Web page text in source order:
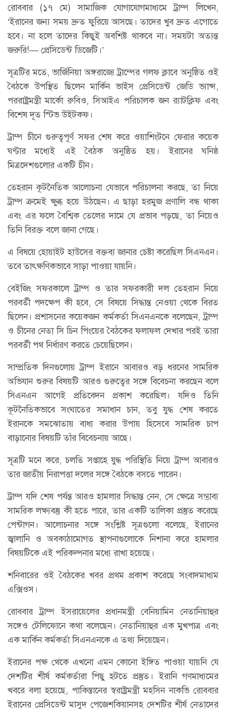
রোববার (১৭ মে) সামাজিক যোগাযোগমাধ্যমে ট্রাম্প লিখেন,
‘ইরানের জন্য সময় দ্রুত ফুরিয়ে আসছে। তাদের খুব দ্রুত এগোতে
হবে। না হলে তাদের কিছুই অবশিষ্ট থাকবে না। সময়টা অত্যন্ত
জরুরি!— প্রেসিডেন্ট ডিজেটি।’
সূত্রটির মতে, ভার্জিনিয়া অঙ্গরাজ্যে ট্রাম্পের গলফ ক্লাবে অনুষ্ঠিত ওই
বৈঠকে উপস্থিত ছিলেন মার্কিন ভাইস প্রেসিডেন্ট জেডি ভ্যান্স,
পররাষ্ট্রমন্ত্রী মার্কো রুবিও, সিআইএ পরিচালক জন র‍্যাটক্লিফ এবং
বিশেষ দূত স্টিভ উইটকফ।
ট্রাম্প চীনে গুরুত্বপূর্ণ সফর শেষ করে ওয়াশিংটনে ফেরার কয়েক
ঘণ্টার মধ্যেই এই বৈঠক অনুষ্ঠিত হয়। ইরানের ঘনিষ্ঠ
মিত্রদেশগুলোর একটি চীন।
তেহরান কূটনৈতিক আলোচনা যেভাবে পরিচালনা করছে, তা নিয়ে
ট্রাম্প ক্রমেই ক্ষুব্ধ হয়ে উঠছেন। এ ছাড়া হরমুজ প্রণালি বন্ধ থাকা
এবং এর ফলে বৈশ্বিক তেলের দামে যে প্রভাব পড়ছে, তা নিয়েও
তিনি বিরক্ত বলে জানা গেছে।
এ বিষয়ে হোয়াইট হাউসের বক্তব্য জানার চেষ্টা করেছিল সিএনএন।
তবে তাৎক্ষণিকভাবে সাড়া পাওয়া যায়নি।
বেইজিং সফরকালে ট্রাম্প ও তার সফরকারী দল তেহরান নিয়ে
পরবর্তী পদক্ষেপ কী হবে, সে বিষয়ে সিদ্ধান্ত নেওয়া থেকে বিরত
ছিলেন। প্রশাসনের কয়েকজন কর্মকর্তা সিএনএনকে বলেছেন, ট্রাম্প
ও চীনের নেতা সি চিন পিংয়ের বৈঠকের ফলাফল দেখার পরই তারা
পরবর্তী পথ নির্ধারণ করতে চেয়েছিলেন।
সাম্প্রতিক দিনগুলোয় ট্রাম্প ইরানে আবারও বড় ধরনের সামরিক
অভিযান শুরুর বিষয়টি আরও গুরুত্বের সঙ্গে বিবেচনা করছেন বলে
সিএনএন আগেই প্রতিবেদন প্রকাশ করেছিল। যদিও তিনি
কূটনৈতিকভাবে সংঘাতের সমাধান চান, তবু যুদ্ধ শেষ করতে
ইরানকে সমঝোতায় বাধ্য করার উপায় হিসেবে সামরিক চাপ
বাড়ানোর বিষয়টি তাঁর বিবেচনায় আছে।
সূত্রটি মনে করে, চলতি সপ্তাহে যুদ্ধ পরিস্থিতি নিয়ে ট্রাম্প আবারও
তার জাতীয় নিরাপত্তা দলের সঙ্গে বৈঠকে বসতে পারেন।
ট্রাম্প যদি শেষ পর্যন্ত আরও হামলার সিদ্ধান্ত নেন, সে ক্ষেত্রে সম্ভাব্য
সামরিক লক্ষ্যবস্তু কী হতে পারে, তার একটি তালিকা প্রস্তুত করেছে
পেন্টাগন। আলোচনার সঙ্গে সংশ্লিষ্ট সূত্রগুলো বলেছে, ইরানের
জ্বালানি ও অবকাঠামোগত স্থাপনাগুলোকে নিশানা করে হামলার
বিষয়টিকে এই পরিকল্পনার মধ্যে রাখা হয়েছে।
শনিবারের ওই বৈঠকের খবর প্রথম প্রকাশ করেছে সংবাদমাধ্যম
এক্সিওস।
রোববার ট্রাম্প ইসরায়েলের প্রধানমন্ত্রী বেনিয়ামিন নেতানিয়াহুর
সঙ্গেও টেলিফোনে কথা বলেছেন। নেতানিয়াহুর এক মুখপাত্র এবং
এক মার্কিন কর্মকর্তা সিএনএনকে এ তথ্য দিয়েছেন।
ইরানের পক্ষ থেকে এখনো এমন কোনো ইঙ্গিত পাওয়া যায়নি যে
দেশটির শীর্ষ কর্মকর্তারা পিছু হটতে প্রস্তুত। ইরানি গণমাধ্যমের
খবরে বলা হয়েছে, পাকিস্তানের স্বরাষ্ট্রমন্ত্রী মহসিন নাকভি রোববার
ইরানের প্রেসিডেন্ট মাসুদ পেজেশকিয়ানসহ দেশটির শীর্ষ নেতাদের